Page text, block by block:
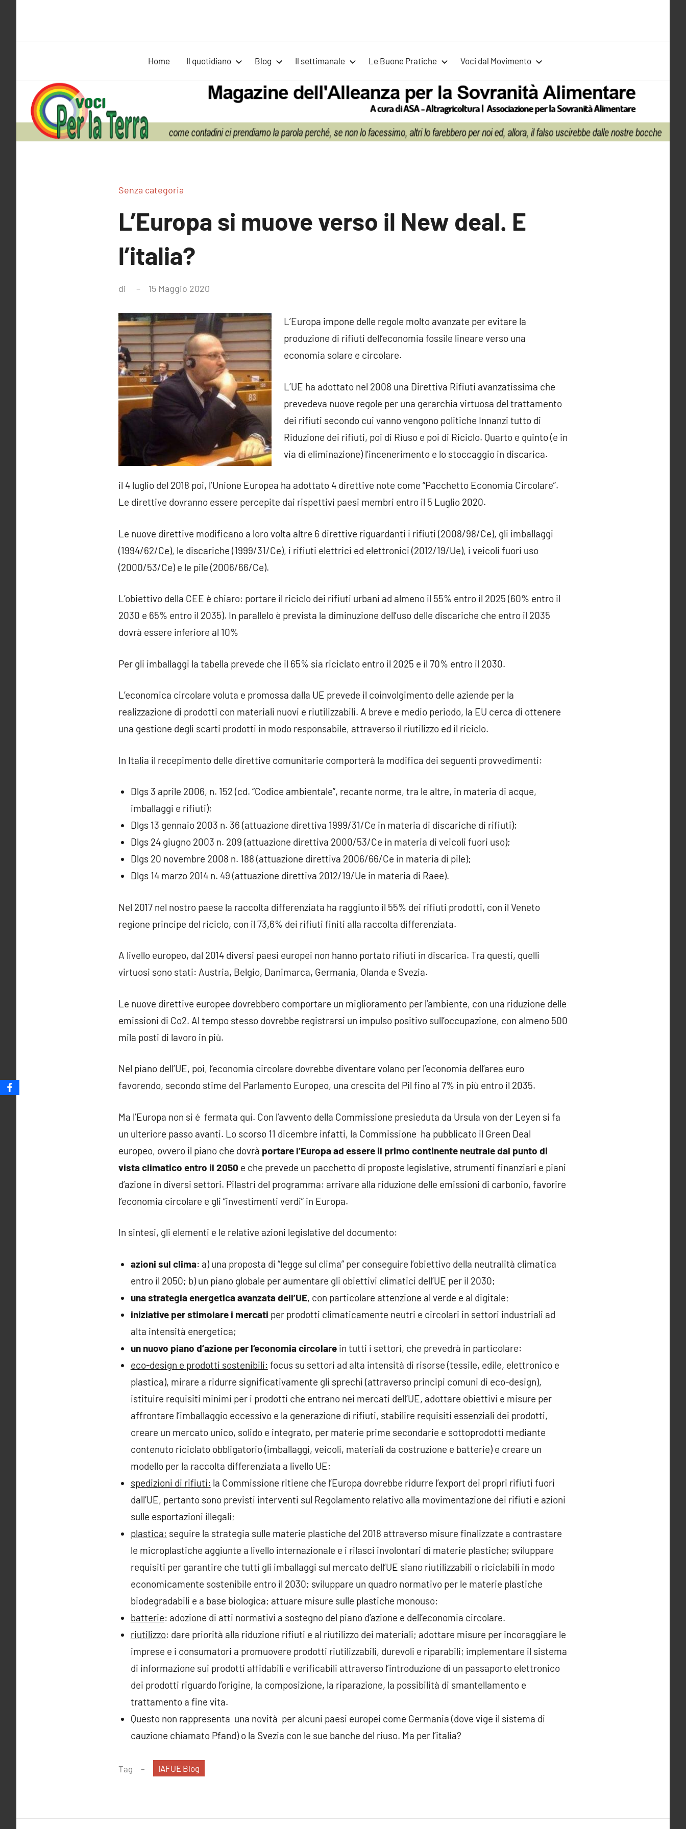
per
la
Terra
Alleanza
Sovranità
Alimentare
Home Il quotidiano Blog Il settimanale Le Buone Pratiche Voci dal Movimento
Senza categoria
L’Europa si muove verso il New deal. E
l’italia?
di 15 Maggio 2020
L’Europa impone delle regole molto avanzate per evitare la
produzione di rifiuti dell’economia fossile lineare verso una
economia solare e circolare.
L’UE ha adottato nel 2008 una Direttiva Rifiuti avanzatissima che
prevedeva nuove regole per una gerarchia virtuosa del trattamento
dei rifiuti secondo cui vanno vengono politiche Innanzi tutto di
Riduzione dei rifiuti, poi di Riuso e poi di Riciclo. Quarto e quinto (e in
via di eliminazione) l’incenerimento e lo stoccaggio in discarica.
il 4 luglio del 2018 poi, l’Unione Europea ha adottato 4 direttive note come “Pacchetto Economia Circolare”.
Le direttive dovranno essere percepite dai rispettivi paesi membri entro il 5 Luglio 2020.
Le nuove direttive modificano a loro volta altre 6 direttive riguardanti i rifiuti (2008/98/Ce), gli imballaggi
(1994/62/Ce), le discariche (1999/31/Ce), i rifiuti elettrici ed elettronici (2012/19/Ue), i veicoli fuori uso
(2000/53/Ce) e le pile (2006/66/Ce).
L’obiettivo della CEE è chiaro: portare il riciclo dei rifiuti urbani ad almeno il 55% entro il 2025 (60% entro il
2030 e 65% entro il 2035). In parallelo è prevista la diminuzione dell’uso delle discariche che entro il 2035
dovrà essere inferiore al 10%
Per gli imballaggi la tabella prevede che il 65% sia riciclato entro il 2025 e il 70% entro il 2030.
L’economica circolare voluta e promossa dalla UE prevede il coinvolgimento delle aziende per la
realizzazione di prodotti con materiali nuovi e riutilizzabili. A breve e medio periodo, la EU cerca di ottenere
una gestione degli scarti prodotti in modo responsabile, attraverso il riutilizzo ed il riciclo.
In Italia il recepimento delle direttive comunitarie comporterà la modifica dei seguenti provvedimenti:
Dlgs 3 aprile 2006, n. 152 (cd. “Codice ambientale”, recante norme, tra le altre, in materia di acque,
imballaggi e rifiuti);
Dlgs 13 gennaio 2003 n. 36 (attuazione direttiva 1999/31/Ce in materia di discariche di rifiuti);
Dlgs 24 giugno 2003 n. 209 (attuazione direttiva 2000/53/Ce in materia di veicoli fuori uso);
Dlgs 20 novembre 2008 n. 188 (attuazione direttiva 2006/66/Ce in materia di pile);
Dlgs 14 marzo 2014 n. 49 (attuazione direttiva 2012/19/Ue in materia di Raee).
Nel 2017 nel nostro paese la raccolta differenziata ha raggiunto il 55% dei rifiuti prodotti, con il Veneto
regione principe del riciclo, con il 73,6% dei rifiuti finiti alla raccolta differenziata.
A livello europeo, dal 2014 diversi paesi europei non hanno portato rifiuti in discarica. Tra questi, quelli
virtuosi sono stati: Austria, Belgio, Danimarca, Germania, Olanda e Svezia.
Le nuove direttive europee dovrebbero comportare un miglioramento per l’ambiente, con una riduzione delle
emissioni di Co2. Al tempo stesso dovrebbe registrarsi un impulso positivo sull’occupazione, con almeno 500
mila posti di lavoro in più.
Nel piano dell’UE, poi, l’economia circolare dovrebbe diventare volano per l’economia dell’area euro
favorendo, secondo stime del Parlamento Europeo, una crescita del Pil fino al 7% in più entro il 2035.
Ma l’Europa non si é fermata qui. Con l’avvento della Commissione presieduta da Ursula von der Leyen si fa
un ulteriore passo avanti. Lo scorso 11 dicembre infatti, la Commissione ha pubblicato il Green Deal
europeo, ovvero il piano che dovrà portare l’Europa ad essere il primo continente neutrale dal punto di
vista climatico entro il 2050 e che prevede un pacchetto di proposte legislative, strumenti finanziari e piani
d’azione in diversi settori. Pilastri del programma: arrivare alla riduzione delle emissioni di carbonio, favorire
l’economia circolare e gli “investimenti verdi” in Europa.
In sintesi, gli elementi e le relative azioni legislative del documento:
azioni sul clima: a) una proposta di “legge sul clima” per conseguire l’obiettivo della neutralità climatica
entro il 2050; b) un piano globale per aumentare gli obiettivi climatici dell’UE per il 2030;
una strategia energetica avanzata dell’UE, con particolare attenzione al verde e al digitale;
iniziative per stimolare i mercati per prodotti climaticamente neutri e circolari in settori industriali ad
alta intensità energetica;
un nuovo piano d’azione per l’economia circolarein tutti i settori, che prevedrà in particolare:
eco-design e prodotti sostenibili: focus su settori ad alta intensità di risorse (tessile, edile, elettronico e
plastica), mirare a ridurre significativamente gli sprechi (attraverso principi comuni di eco-design),
istituire requisiti minimi per i prodotti che entrano nei mercati dell’UE, adottare obiettivi e misure per
affrontare l’imballaggio eccessivo e la generazione di rifiuti, stabilire requisiti essenziali dei prodotti,
creare un mercato unico, solido e integrato, per materie prime secondarie e sottoprodotti mediante
contenuto riciclato obbligatorio (imballaggi, veicoli, materiali da costruzione e batterie) e creare un
modello per la raccolta differenziata a livello UE;
spedizioni di rifiuti: la Commissione ritiene che l’Europa dovrebbe ridurre l’export dei propri rifiuti fuori
dall’UE, pertanto sono previsti interventi sul Regolamento relativo alla movimentazione dei rifiuti e azioni
sulle esportazioni illegali;
plastica: seguire la strategia sulle materie plastiche del 2018 attraverso misure finalizzate a contrastare
le microplastiche aggiunte a livello internazionale e i rilasci involontari di materie plastiche; sviluppare
requisiti per garantire che tutti gli imballaggi sul mercato dell’UE siano riutilizzabili o riciclabili in modo
economicamente sostenibile entro il 2030; sviluppare un quadro normativo per le materie plastiche
biodegradabili e a base biologica; attuare misure sulle plastiche monouso;
batterie: adozione di atti normativi a sostegno del piano d’azione e dell’economia circolare.
riutilizzo: dare priorità alla riduzione rifiuti e al riutilizzo dei materiali; adottare misure per incoraggiare le
imprese e i consumatori a promuovere prodotti riutilizzabili, durevoli e riparabili; implementare il sistema
di informazione sui prodotti affidabili e verificabili attraverso l’introduzione di un passaporto elettronico
dei prodotti riguardo l’origine, la composizione, la riparazione, la possibilità di smantellamento e
trattamento a fine vita.
Questo non rappresenta una novità per alcuni paesi europei come Germania (dove vige il sistema di
cauzione chiamato Pfand) o la Svezia con le sue banche del riuso. Ma per l’italia?
Tag IAFUE Blog